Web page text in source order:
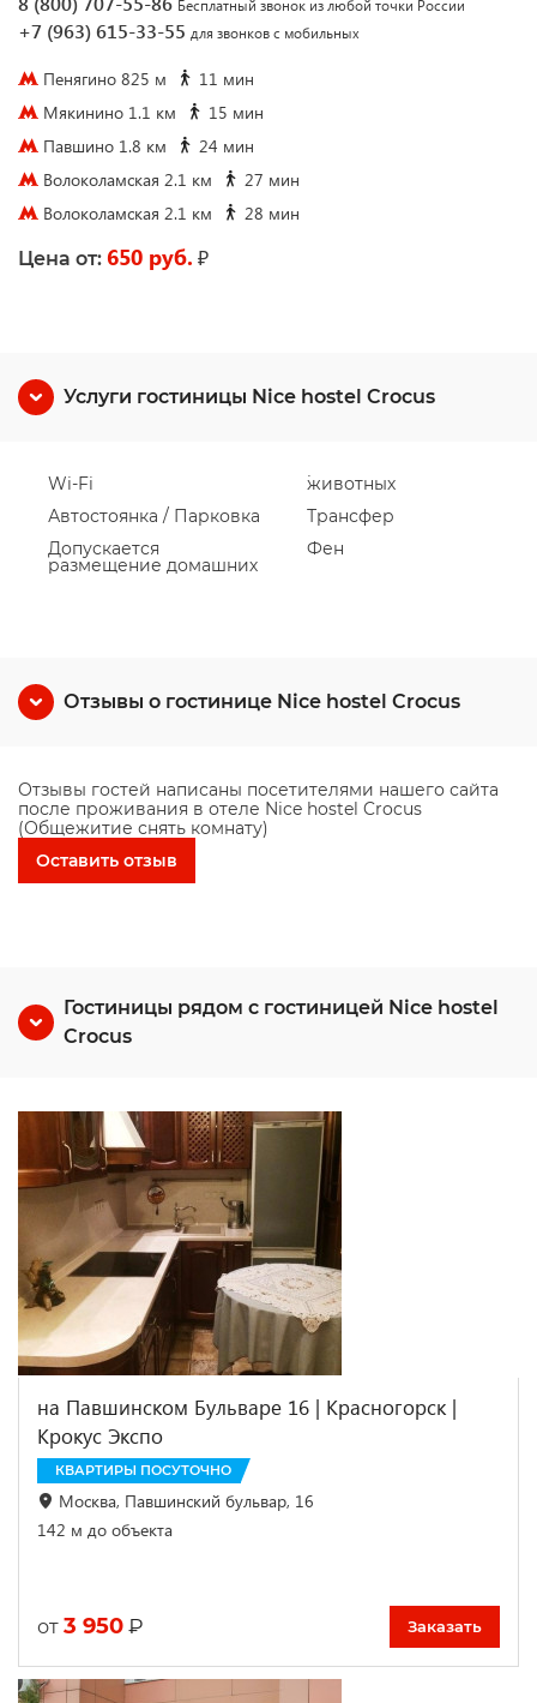
Бесплатный звонок из любой точки России
+7 (963) 615-33-55 для звонков с мобильных
Пенягино 825 м
11 мин
Мякинино 1.1 км
15 мин
Павшино 1.8 км
24 мин
Волоколамская 2.1 км
27 мин
Волоколамская 2.1 км
28 мин
Цена от: 650 руб. ₽
Услуги гостиницы Nice hostel Crocus
Wi-Fi
Автостоянка / Парковка
Допускается
размещение домашних
животных
Трансфер
Фен
Отзывы о гостинице Nice hostel Crocus
Отзывы гостей написаны посетителями нашего сайта
после проживания в отеле Nice hostel Crocus
(Общежитие снять комнату)
Оставить отзыв
Гостиницы рядом с гостиницей Nice hostel
Crocus
на Павшинском Бульваре 16 | Красногорск |
Крокус Экспо
КВАРТИРЫ ПОСУТОЧНО
Москва, Павшинский бульвар, 16
142 м до объекта
от 3 950 ₽ Заказать